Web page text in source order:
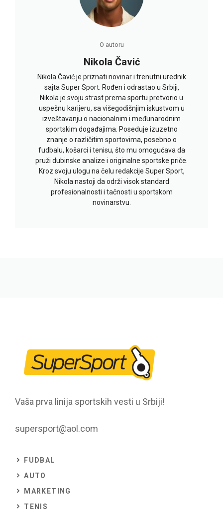
O autoru
Nikola Čavić
Nikola Čavić je priznati novinar i trenutni urednik
sajta Super Sport. Rođen i odrastao u Srbiji,
Nikola je svoju strast prema sportu pretvorio u
uspešnu karijeru, sa višegodišnjim iskustvom u
izveštavanju o nacionalnim i međunarodnim
sportskim događajima. Poseduje izuzetno
znanje o različitim sportovima, posebno o
fudbalu, košarci i tenisu, što mu omogućava da
pruži dubinske analize i originalne sportske priče.
Kroz svoju ulogu na čelu redakcije Super Sport,
Nikola nastoji da održi visok standard
profesionalnosti i tačnosti u sportskom
novinarstvu.
Vaša prva linija sportskih vesti u Srbiji!
supersport@aol.com
FUDBAL
AUTO
MARKETING
TENIS